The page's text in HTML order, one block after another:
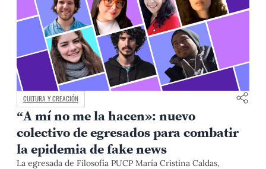
CULTURA Y CREACIÓN
“A mí no me la hacen»: nuevo
colectivo de egresados para combatir
la epidemia de fake news
La egresada de Filosofía PUCP María Cristina Caldas,